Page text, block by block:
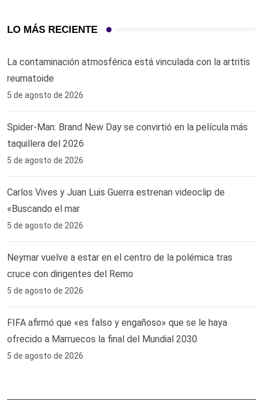
LO MÁS RECIENTE
La contaminación atmosférica está vinculada con la artritis
reumatoide
5 de agosto de 2026
Spider-Man: Brand New Day se convirtió en la película más
taquillera del 2026
5 de agosto de 2026
Carlos Vives y Juan Luis Guerra estrenan videoclip de
«Buscando el mar
5 de agosto de 2026
Neymar vuelve a estar en el centro de la polémica tras
cruce con dirigentes del Remo ‎
5 de agosto de 2026
FIFA afirmó que «es falso y engañoso» que se le haya
ofrecido a Marruecos la final del Mundial 2030
5 de agosto de 2026